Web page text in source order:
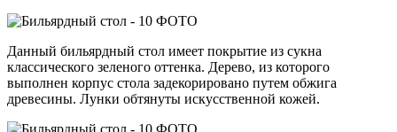
Данный бильярдный стол имеет покрытие из сукна
классического зеленого оттенка. Дерево, из которого
выполнен корпус стола задекорировано путем обжига
древесины. Лунки обтянуты искусственной кожей.